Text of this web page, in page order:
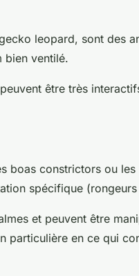
leopard, sont des
bien ventilé.
être très
boas constrictors ou
spécifique
et peuvent être
particulière en ce qui